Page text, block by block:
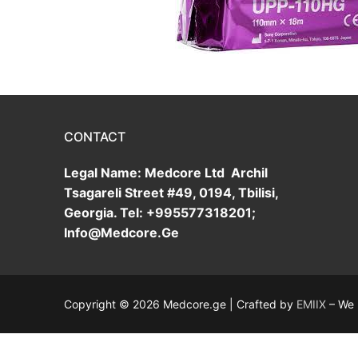
ექოსკოპიის
გლუკოზის
GBR System
English
CONTACT
Legal Name: Medcore Ltd Archil
Tsagareli Street #49, 0194, Tbilisi,
Georgia. Tel: +995577318201;
Info@Medcore.Ge
Copyright © 2026 Medcore.ge | Crafted by EMIIX –